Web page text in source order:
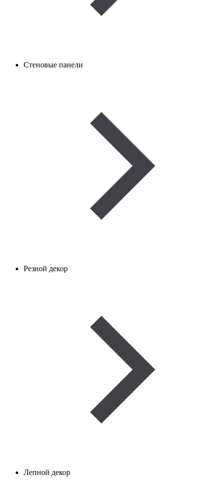
Стеновые панели
Резной декор
Лепной декор